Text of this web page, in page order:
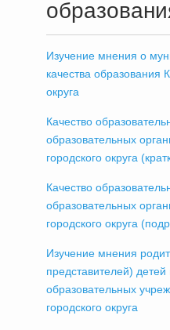
Изучение мнения о
качества образования
округа
Качество
образовательных
городского округа
Качество
образовательных
городского округа
Изучение мнения
представителей)
образовательных
городского округа